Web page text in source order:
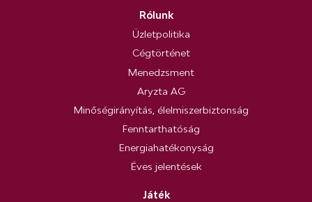
Rólunk
Üzletpolitika
Cégtörténet
Menedzsment
Aryzta AG
Minőségirányítás, élelmiszerbiztonság
Fenntarthatóság
Energiahatékonyság
Éves jelentések
Játék